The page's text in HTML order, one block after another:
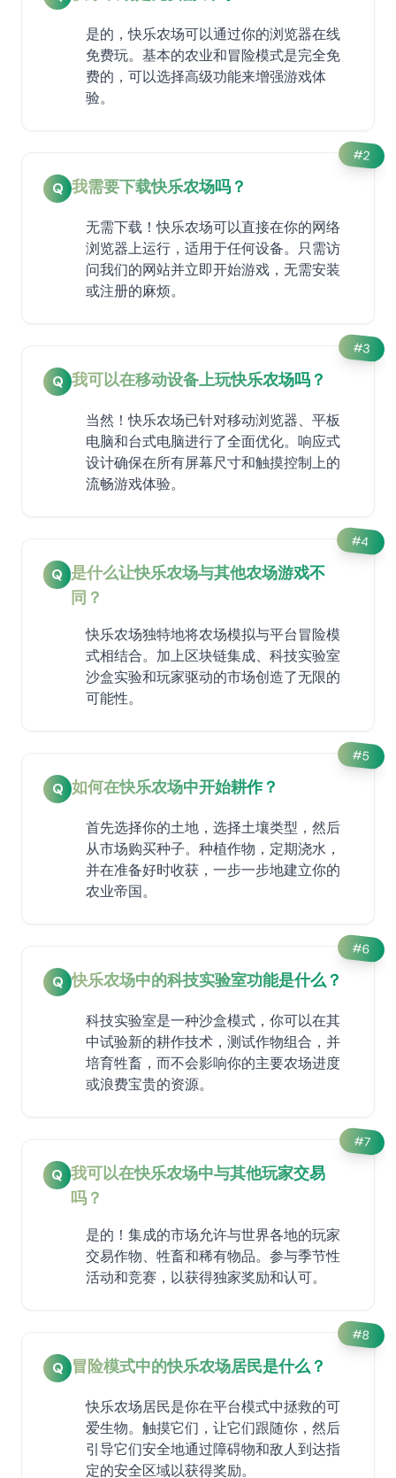
是的，快乐农场可以通过你的浏览器在线
免费玩。基本的农业和冒险模式是完全免
费的，可以选择高级功能来增强游戏体
验。
#2
Q 我需要下载快乐农场吗？
无需下载！快乐农场可以直接在你的网络
浏览器上运行，适用于任何设备。只需访
问我们的网站并立即开始游戏，无需安装
或注册的麻烦。
#3
Q 我可以在移动设备上玩快乐农场吗？
当然！快乐农场已针对移动浏览器、平板
电脑和台式电脑进行了全面优化。响应式
设计确保在所有屏幕尺寸和触摸控制上的
流畅游戏体验。
#4
Q 是什么让快乐农场与其他农场游戏不
同？
快乐农场独特地将农场模拟与平台冒险模
式相结合。加上区块链集成、科技实验室
沙盒实验和玩家驱动的市场创造了无限的
可能性。
#5
Q 如何在快乐农场中开始耕作？
首先选择你的土地，选择土壤类型，然后
从市场购买种子。种植作物，定期浇水，
并在准备好时收获，一步一步地建立你的
农业帝国。
#6
Q 快乐农场中的科技实验室功能是什么？
科技实验室是一种沙盒模式，你可以在其
中试验新的耕作技术，测试作物组合，并
培育牲畜，而不会影响你的主要农场进度
或浪费宝贵的资源。
#7
Q 我可以在快乐农场中与其他玩家交易
吗？
是的！集成的市场允许与世界各地的玩家
交易作物、牲畜和稀有物品。参与季节性
活动和竞赛，以获得独家奖励和认可。
#8
Q 冒险模式中的快乐农场居民是什么？
快乐农场居民是你在平台模式中拯救的可
爱生物。触摸它们，让它们跟随你，然后
引导它们安全地通过障碍物和敌人到达指
定的安全区域以获得奖励。